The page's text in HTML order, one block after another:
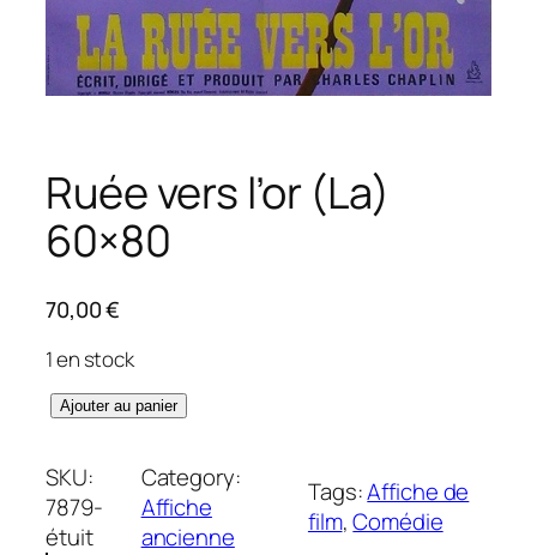
Ruée vers l’or (La)
60×80
70,00€
1 en stock
q
a
n
t
Ajouter au panier
SKU:
7879-
étuit
Category:
Affiche
ancienne
Tags:Affiche de
film, Comédie